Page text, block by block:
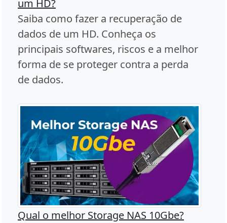
um HD?
Saiba como fazer a recuperação de
dados de um HD. Conheça os
principais softwares, riscos e a melhor
forma de se proteger contra a perda
de dados.
Qual o melhor Storage NAS 10Gbe?